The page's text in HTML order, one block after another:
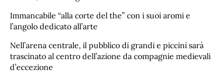
Immancabile “alla corte del the” con i suoi aromi e
l’angolo dedicato all’arte
Nell’arena centrale, il pubblico di grandi e piccini sarà
trascinato al centro dell’azione da compagnie medievali
d’eccezione